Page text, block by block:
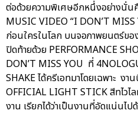
ต่อด้วยความพิเศษอีกหนึ่งอย่างนั่น
MUSIC VIDEO “I DON’T
ก่อนใครในโลก บนจอภาพยนตร์ขอ
ปิดท้ายด้วย PERFORMANCE
DON’T MISS YOU ที่
SHAKE ได้ครีเอทมาโดยเฉพาะ ง
OFFICIAL LIGHT STICK สีทไว
งาน เรียกได้ว่าเป็นงานที่อัดแน่นไ